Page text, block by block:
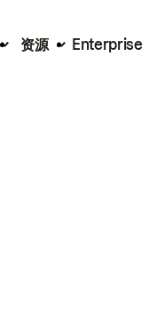
资源 Enterprise